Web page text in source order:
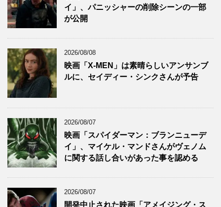
イ」、パニッシャーの削除シーンの一部
が公開
2026/08/08
映画「X-MEN」は素晴らしいアンサンブ
ルに、セイディー・シンクさんが予告
2026/08/07
映画「スパイダーマン：ブランニューデ
イ」、マイケル・マンドさんがヴェノム
に関する話し合いがあった事を認める
2026/08/07
開発中止された映画「アメイジング・ス